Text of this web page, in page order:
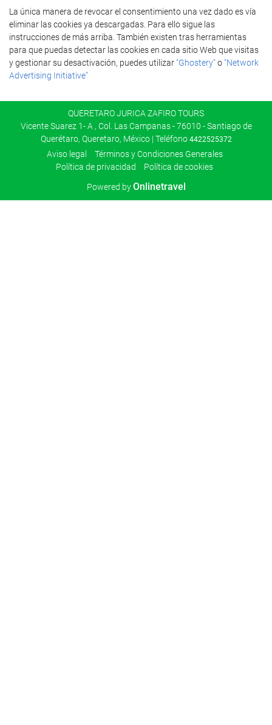
La única manera de revocar el consentimiento una vez dado es vía
eliminar las cookies ya descargadas. Para ello sigue las
instrucciones de más arriba. También existen tras herramientas
para que puedas detectar las cookies en cada sitio Web que visitas
y gestionar su desactivación, puedes utilizar "Ghostery"o "Network
Advertising Initiative"
QUERETARO JURICA ZAFIRO TOURS
Vicente Suarez 1- A , Col. Las Campanas - 76010 - Santiago de
Querétaro, Queretaro, México | Teléfono 4422525372
Aviso legal
Términos y Condiciones Generales
Política de privacidad
Política de cookies
Powered byOnlinetravel